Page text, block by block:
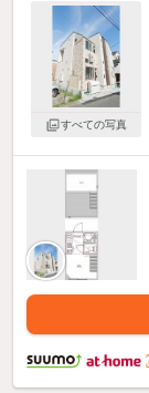
すべての写真